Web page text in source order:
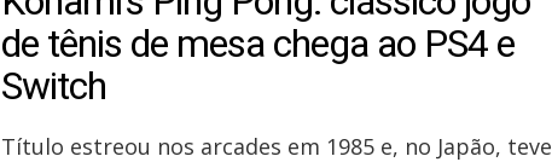
de tênis de mesa chega ao PS4 e
Switch
Título estreou nos arcades em 1985 e, no Japão, teve